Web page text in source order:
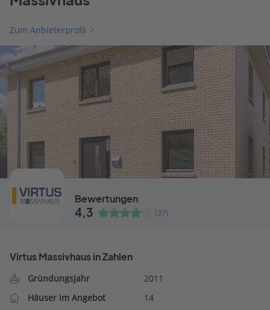
Zum Anbieterprofil
Bewertungen
4,3 (37)
Virtus Massivhaus in Zahlen
Gründungsjahr
2011
Häuser im Angebot
14